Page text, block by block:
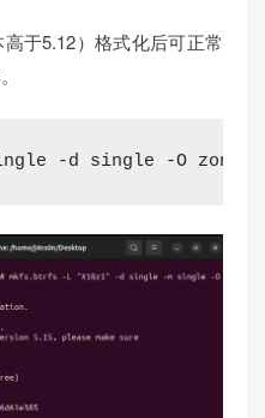
于5.12）格式化后可正常
-d single -O zoned /